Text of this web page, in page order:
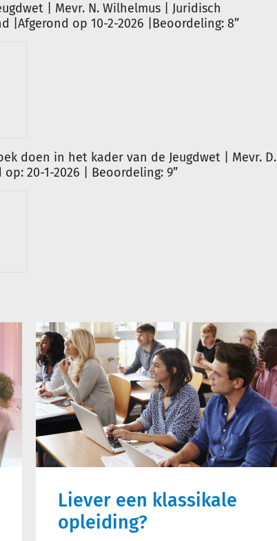
| Mevr. N. Wilhelmus | Juridisch
|Afgerond op 10-2-2026 |Beoordeling: 8”
doen in het kader van de Jeugdwet | Mevr. D.
20-1-2026 | Beoordeling: 9”
Liever een klassikale
opleiding?